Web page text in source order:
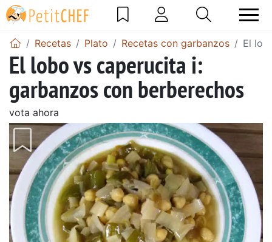
Recetas Plato Recetas con garbanzos El
El lobo vs caperucita i:
garbanzos con berberechos
vota ahora